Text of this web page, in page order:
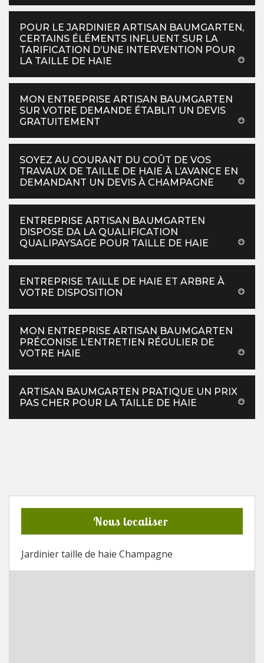
POUR LE JARDINIER ARTISAN BAUMGARTEN,
CERTAINS ÉLÉMENTS INFLUENT SUR LA
TARIFICATION D’UNE INTERVENTION POUR
LA TAILLE DE HAIE
MON ENTREPRISE ARTISAN BAUMGARTEN
SUR VOTRE DEMANDE ÉTABLIT UN DEVIS
GRATUITEMENT
SOYEZ AU COURANT DU COÛT DE VOS
TRAVAUX DE TAILLE DE HAIE À L’AVANCE EN
DEMANDANT UN DEVIS À CHAMPAGNE
ENTREPRISE ARTISAN BAUMGARTEN
DISPOSE DA LA QUALIFICATION
QUALIPAYSAGE POUR TAILLE DE HAIE
ENTREPRISE TAILLE DE HAIE ET ARBRE À
VOTRE DISPOSITION
MON ENTREPRISE ARTISAN BAUMGARTEN
PRÉCONISE L’ENTRETIEN RÉGULIER DE
VOTRE HAIE
ARTISAN BAUMGARTEN PRATIQUE UN PRIX
PAS CHER POUR LA TAILLE DE HAIE
Nous localiser
Jardinier taille de haie Champagne